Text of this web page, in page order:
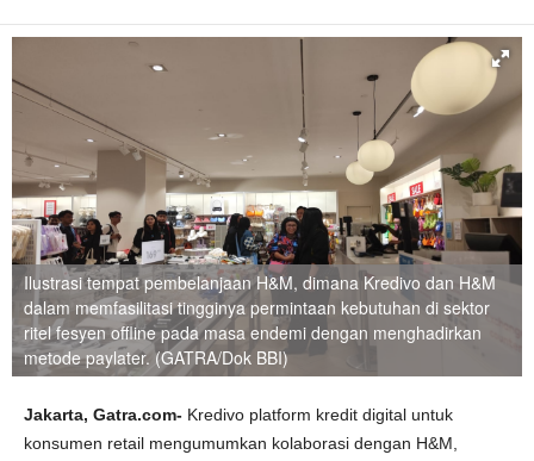
Ilustrasi tempat pembelanjaan H&M, dimana Kredivo dan H&M
dalam memfasilitasi tingginya permintaan kebutuhan di sektor
ritel fesyen offline pada masa endemi dengan menghadirkan
metode paylater. (GATRA/Dok BBI)
Jakarta, Gatra.com- Kredivo platform kredit digital untuk
konsumen retail mengumumkan kolaborasi dengan H&M,